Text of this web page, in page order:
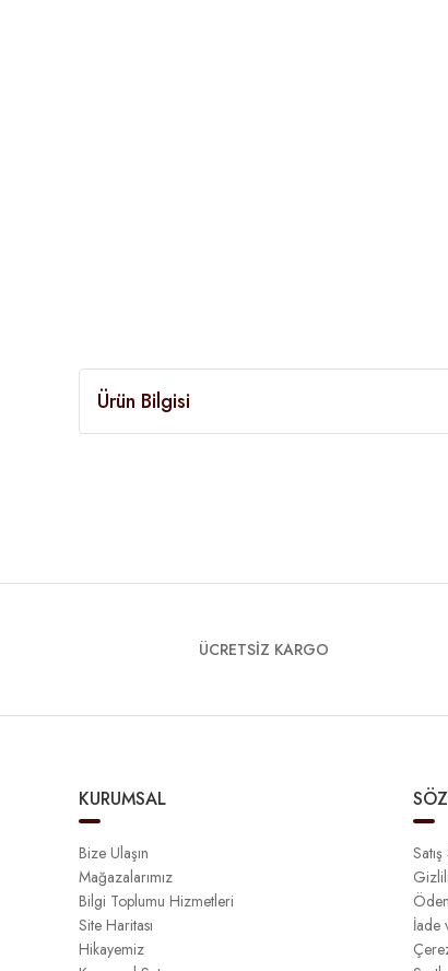
Ürün Bilgisi
ÜCRETSİZ KARGO
KURUMSAL
Bize Ulaşın
Mağazalarımız
Bilgi Toplumu Hizmetleri
Site Haritası
Hikayemiz
İade